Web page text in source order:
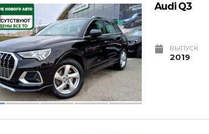
Audi Q3
ВЫПУСК
2019